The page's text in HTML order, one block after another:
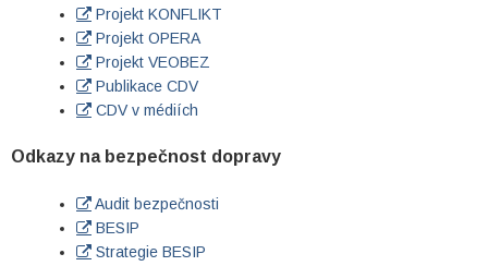
Projekt KONFLIKT
Projekt OPERA
Projekt VEOBEZ
Publikace CDV
CDV v médiích
Odkazy na bezpečnost dopravy
Audit bezpečnosti
BESIP
Strategie BESIP